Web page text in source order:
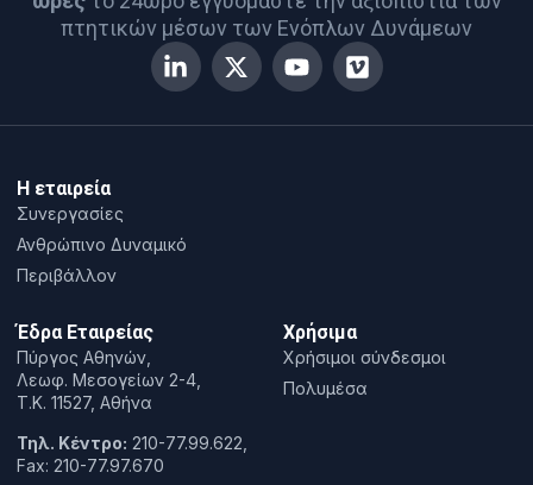
πτητικών μέσων των Ενόπλων Δυνάμεων
Έδρα Εταιρείας
Πύργος Αθηνών,
Λεωφ. Μεσογείων 2-4,
T.K. 11527, Αθήνα
Τηλ. Κέντρο: 210-77.99.622,
Fax: 210-77.97.670
Η εταιρεία
Συνεργασίες
Ανθρώπινο Δυναμικό
Περιβάλλον
Χρήσιμα
Χρήσιμοι σύνδεσμοι
Πολυμέσα